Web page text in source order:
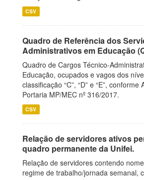
CSV
Quadro de Referência dos
Administrativos em Educação
Quadro de Cargos Técnico-
Educação, ocupados e vagos dos
classificação “C”, “D” e “E”, conforme
Portaria MP/MEC nº 316/2017.
CSV
Relação de servidores ativos
quadro permanente da Unifei.
Relação de servidores contendo
regime de trabalho/jornada semanal,